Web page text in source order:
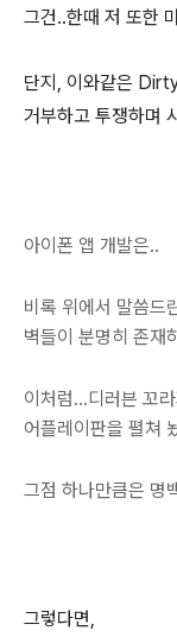
그건..한때 저 또한
단지, 이와같은
거부하고 투쟁하며
아이폰 앱 개발은..
비록 위에서 말씀드
벽들이 분명히 존재
이처럼...디러븐 꼬
어플레이판을 펼쳐
그점 하나만큼은 명
그렇다면,